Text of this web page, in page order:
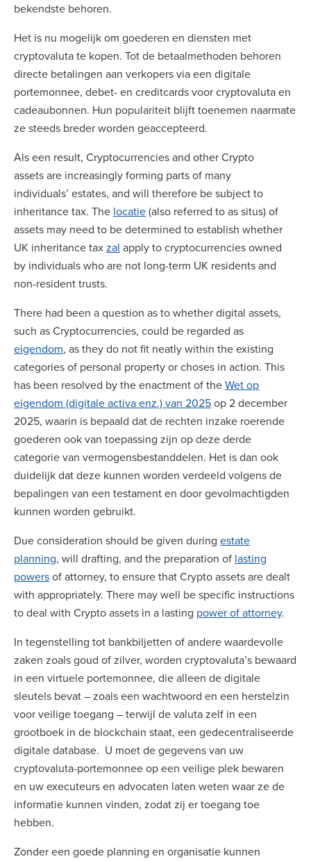
bekendste behoren.
Het is nu mogelijk om goederen en diensten met
cryptovaluta te kopen. Tot de betaalmethoden behoren
directe betalingen aan verkopers via een digitale
portemonnee, debet- en creditcards voor cryptovaluta en
cadeaubonnen. Hun populariteit blijft toenemen naarmate
ze steeds breder worden geaccepteerd.
Als een result, Cryptocurrencies and other Crypto
assets are increasingly forming parts of many
individuals’ estates, and will therefore be subject to
inheritance tax. The locatie(also referred to as situs) of
assets may need to be determined to establish whether
UK inheritance taxzal apply to cryptocurrencies owned
by individuals who are not long-term UK residents and
non-resident trusts.
There had been a question as to whether digital assets,
such as Cryptocurrencies, could be regarded as
eigendom, as they do not fit neatly within the existing
categories of personal property or choses in action. This
has been resolved by the enactment of theWet op
eigendom (digitale activa enz.) van 2025op 2 december
2025, waarin is bepaald dat de rechten inzake roerende
goederen ook van toepassing zijn op deze derde
categorie van vermogensbestanddelen. Het is dan ook
duidelijk dat deze kunnen worden verdeeld volgens de
bepalingen van een testament en door gevolmachtigden
kunnen worden gebruikt.
Due consideration should be given during estate
planning, will drafting, and the preparation of lasting
powersof attorney, to ensure that Crypto assets are dealt
with appropriately. There may well be specific instructions
to deal with Crypto assets in a lasting power of attorney.
In tegenstelling tot bankbiljetten of andere waardevolle
zaken zoals goud of zilver, worden cryptovaluta’s bewaard
in een virtuele portemonnee, die alleen de digitale
sleutels bevat – zoals een wachtwoord en een herstelzin
voor veilige toegang – terwijl de valuta zelf in een
grootboek in de blockchain staat, een gedecentraliseerde
digitale database. U moet de gegevens van uw
cryptovaluta-portemonnee op een veilige plek bewaren
en uw executeurs en advocaten laten weten waar ze de
informatie kunnen vinden, zodat zij er toegang toe
hebben.
Zonder een goede planning en organisatie kunnen